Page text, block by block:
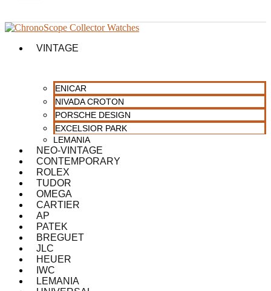
VINTAGE
ENICAR
NIVADA CROTON
PORSCHE DESIGN
EXCELSIOR PARK
LEMANIA
NEO-VINTAGE
CONTEMPORARY
ROLEX
TUDOR
OMEGA
CARTIER
AP
PATEK
BREGUET
JLC
HEUER
IWC
LEMANIA